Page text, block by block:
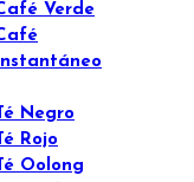
Verde
Negro
Rojo
Oolong